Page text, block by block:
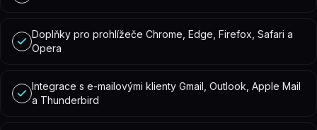
Doplňky pro prohlížeče Chrome, Edge, Firefox, Safari a
Opera
Integrace s e-mailovými klienty Gmail, Outlook, Apple Mail
a Thunderbird